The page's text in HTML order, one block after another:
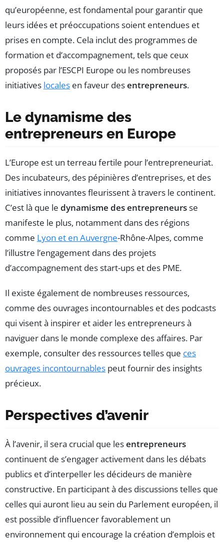
qu’européenne, est fondamental pour garantir que
leurs idées et préoccupations soient entendues et
prises en compte. Cela inclut des programmes de
formation et d’accompagnement, tels que ceux
proposés par l’ESCPI Europe ou les nombreuses
initiatives locales en faveur desentrepreneurs.
Le dynamisme des
entrepreneurs en Europe
L’Europe est un terreau fertile pour l’entrepreneuriat.
Des incubateurs, des pépinières d’entreprises, et des
initiatives innovantes fleurissent à travers le continent.
C’est là que le dynamisme des entrepreneursse
manifeste le plus, notamment dans des régions
comme Lyon et en Auvergne-Rhône-Alpes, comme
l’illustre l’engagement dans des projets
d’accompagnement des start-ups et des PME.
Il existe également de nombreuses ressources,
comme des ouvrages incontournables et des podcasts
qui visent à inspirer et aider les entrepreneurs à
naviguer dans le monde complexe des affaires. Par
exemple, consulter des ressources telles que ces
ouvrages incontournables peut fournir des insights
précieux.
Perspectives d’avenir
À l’avenir, il sera crucial que lesentrepreneurs
continuent de s’engager activement dans les débats
publics et d’interpeller les décideurs de manière
constructive. En participant à des discussions telles que
celles qui auront lieu au sein du Parlement européen, il
est possible d’influencer favorablement un
environnement qui encourage la création d’emplois et